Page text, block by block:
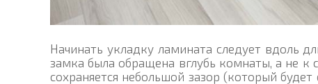
Начинать укладку ламината следует вдоль
замка была обращена вглубь комнаты, а не к
сохраняется небольшой зазор (который